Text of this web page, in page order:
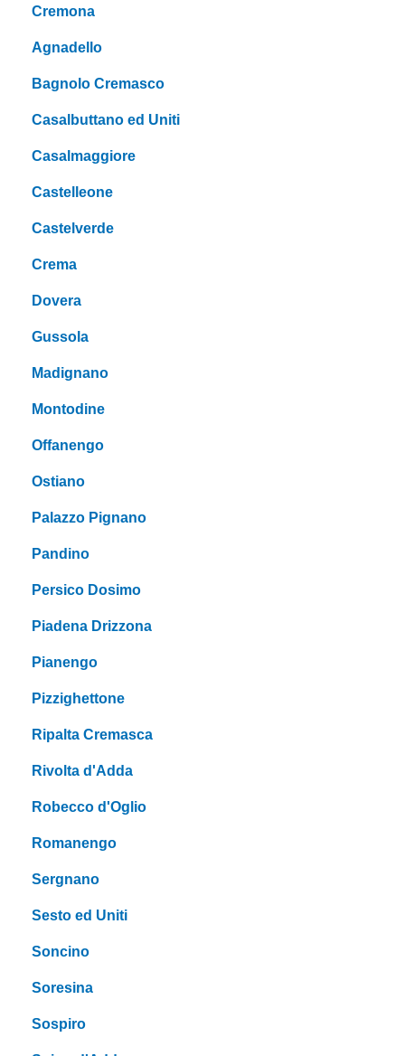
Cremona
Agnadello
Bagnolo Cremasco
Casalbuttano ed Uniti
Casalmaggiore
Castelleone
Castelverde
Crema
Dovera
Gussola
Madignano
Montodine
Offanengo
Ostiano
Palazzo Pignano
Pandino
Persico Dosimo
Piadena Drizzona
Pianengo
Pizzighettone
Ripalta Cremasca
Rivolta d'Adda
Robecco d'Oglio
Romanengo
Sergnano
Sesto ed Uniti
Soncino
Soresina
Sospiro